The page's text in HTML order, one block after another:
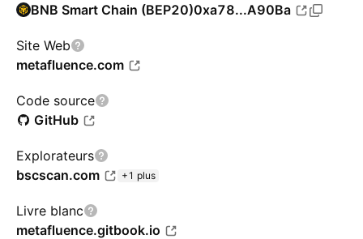
BNB Smart Chain (BEP20)0xa78...A90Ba
Site Web
metafluence.com
Code source
GitHub
Explorateurs
bscscan.com
+1 plus
Livre blanc
metafluence.gitbook.io